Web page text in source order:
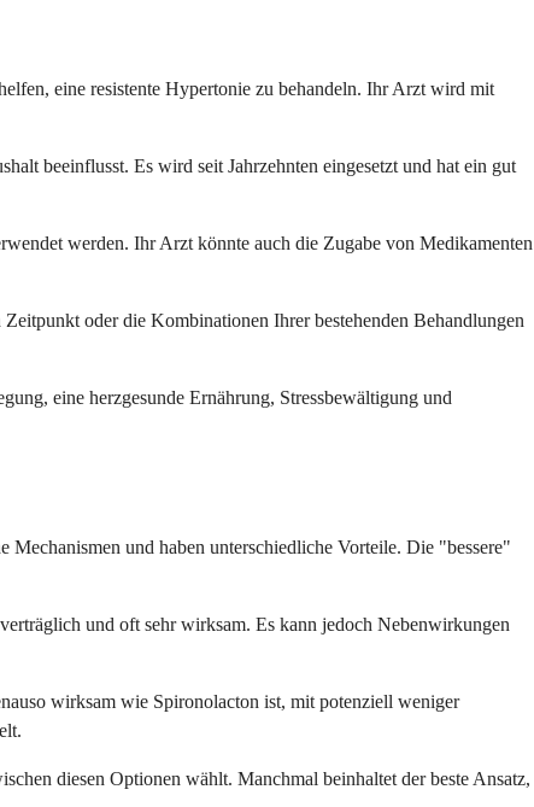
eine resistente Hypertonie zu behandeln. Ihr Arzt wird mit
beeinflusst. Es wird seit Jahrzehnten eingesetzt und hat ein gut
werden. Ihr Arzt könnte auch die Zugabe von Medikamenten
oder die Kombinationen Ihrer bestehenden Behandlungen
eine herzgesunde Ernährung, Stressbewältigung und
und haben unterschiedliche Vorteile. Die "bessere"
und oft sehr wirksam. Es kann jedoch Nebenwirkungen
wirksam wie Spironolacton ist, mit potenziell weniger
diesen Optionen wählt. Manchmal beinhaltet der beste Ansatz,